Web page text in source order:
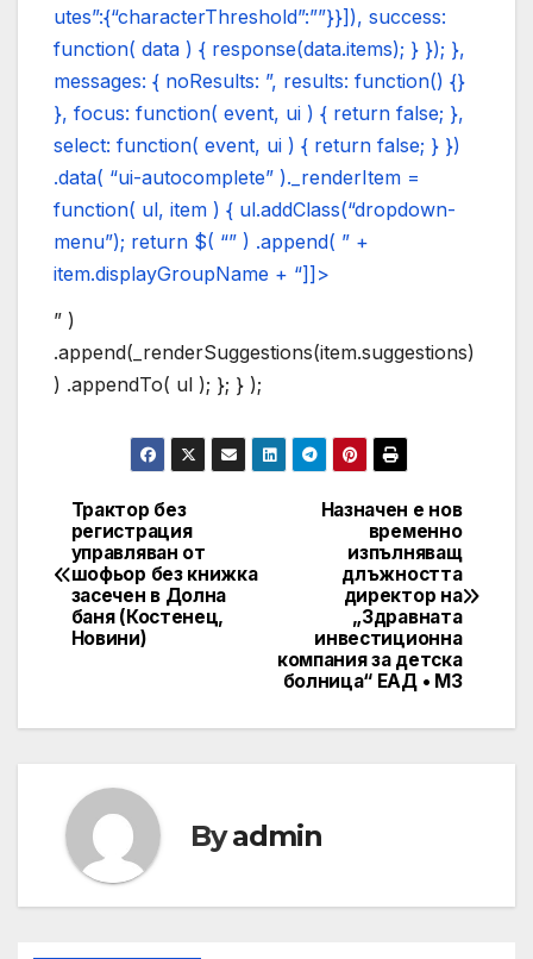
utes”:{“characterThreshold”:””}}]), success:
function( data ) { response(data.items); } }); },
messages: { noResults: ”, results: function() {}
}, focus: function( event, ui ) { return false; },
select: function( event, ui ) { return false; } })
.data( “ui-autocomplete” )._renderItem =
function( ul, item ) { ul.addClass(“dropdown-
menu”); return $( “” ) .append( ” +
item.displayGroupName + “]]>
” )
.append(_renderSuggestions(item.suggestions)
) .appendTo( ul ); }; } );
Post
navigation
Назначен е нов
временно
изпълняващ
длъжността
директор на
„Здравната
инвестиционна
компания за детска
болница“ ЕАД • МЗ
Трактор без
регистрация
управляван от
шофьор без книжка
засечен в Долна
баня (Костенец,
Новини)
Byadmin